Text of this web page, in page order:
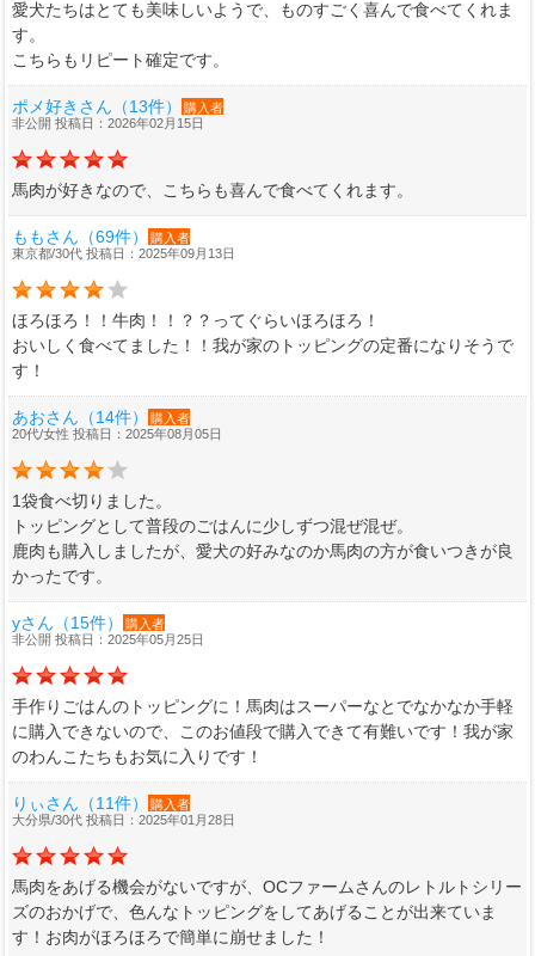
愛犬たちはとても美味しいようで、ものすごく喜んで食べてくれま
す。
こちらもリピート確定です。
ポメ好きさん（13件）
購入者
非公開 投稿日：2026年02月15日
馬肉が好きなので、こちらも喜んで食べてくれます。
ももさん（69件）
購入者
東京都/30代 投稿日：2025年09月13日
ほろほろ！！牛肉！！？？ってぐらいほろほろ！
おいしく食べてました！！我が家のトッピングの定番になりそうで
す！
あおさん（14件）
購入者
20代/女性 投稿日：2025年08月05日
1袋食べ切りました。
トッピングとして普段のごはんに少しずつ混ぜ混ぜ。
鹿肉も購入しましたが、愛犬の好みなのか馬肉の方が食いつきが良
かったです。
yさん（15件）
購入者
非公開 投稿日：2025年05月25日
手作りごはんのトッピングに！馬肉はスーパーなとでなかなか手軽
に購入できないので、このお値段で購入できて有難いです！我が家
のわんこたちもお気に入りです！
りぃさん（11件）
購入者
大分県/30代 投稿日：2025年01月28日
馬肉をあげる機会がないですが、OCファームさんのレトルトシリー
ズのおかげで、色んなトッピングをしてあげることが出来ていま
す！お肉がほろほろで簡単に崩せました！